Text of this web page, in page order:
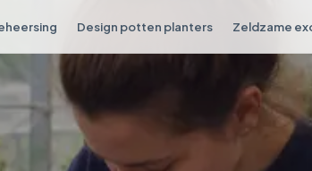
Design potten planters Zeldzame